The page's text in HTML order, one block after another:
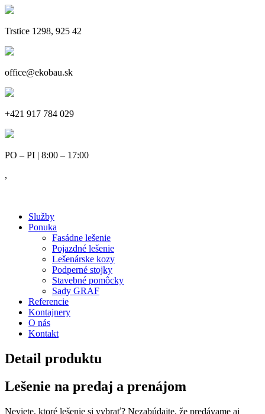
Trstice 1298, 925 42
office@ekobau.sk
+421 917 784 029
PO – PI | 8:00 – 17:00
,
Služby
Ponuka
Fasádne lešenie
Pojazdné lešenie
Lešenárske kozy
Podperné stojky
Stavebné pomôcky
Sady GRAF
Referencie
Kontajnery
O nás
Kontakt
Detail produktu
Lešenie na predaj a prenájom
Neviete, ktoré lešenie si vybrať? Nezabúdajte, že predávame aj